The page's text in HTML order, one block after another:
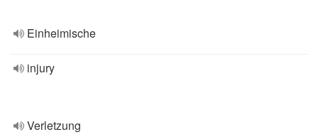
Einheimische
injury
Verletzung